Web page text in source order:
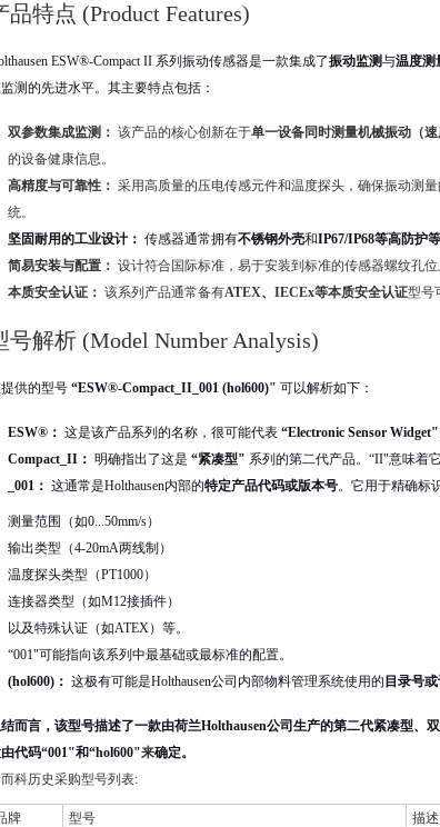
品特点 (Product Features)
ESW®-Compact II 系列振动传感器是一款集成了振动监测与温度测
测的先进水平。其主要特点包括：
双参数集成监测： 该产品的核心创新在于单一设备同时测量机械振动（速
的设备健康信息。
高精度与可靠性： 采用高质量的压电传感元件和温度探头，确保振动测
统。
坚固耐用的工业设计： 传感器通常拥有不锈钢外壳和IP67/IP68等高防护
简易安装与配置： 设计符合国际标准，易于安装到标准的传感器螺纹孔
本质安全认证： 该系列产品通常备有ATEX、IECEx等本质安全认证型号
号解析 (Model Number Analysis)
供的型号 “ESW®-Compact_II_001 (hol600)" 可以解析如下：
ESW®： 这是该产品系列的名称，很可能代表 “Electronic Sensor Widget"
Compact_II： 明确指出了这是 “紧凑型" 系列的第二代产品。“II"意味着
_001： 这通常是Holthausen内部的特定产品代码或版本号。它用于精确标
测量范围（如0...50mm/s）
输出类型（4-20mA两线制）
温度探头类型（PT1000）
连接器类型（如M12接插件）
以及特殊认证（如ATEX）等。
“001"可能指向该系列中最基础或最标准的配置。
(hol600)： 这极有可能是Holthausen公司内部物料管理系统使用的 目录号
而言，该型号描述了一款由荷兰Holthausen公司生产的第二代紧凑型、
代码“001"和“hol600"来确定。
科历史采购型号列表:
牌 型号
描述